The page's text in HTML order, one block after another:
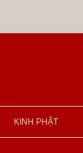
KINH PHẬT